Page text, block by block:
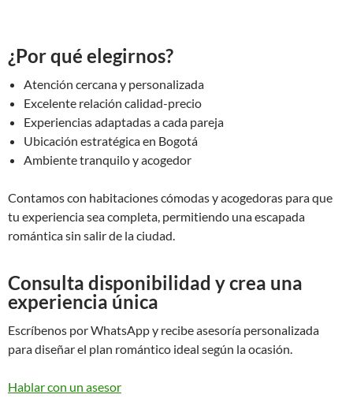
¿Por qué elegirnos?
Atención cercana y personalizada
Excelente relación calidad-precio
Experiencias adaptadas a cada pareja
Ubicación estratégica en Bogotá
Ambiente tranquilo y acogedor
Contamos con habitaciones cómodas y acogedoras para que
tu experiencia sea completa, permitiendo una escapada
romántica sin salir de la ciudad.
Consulta disponibilidad y crea una
experiencia única
Escríbenos por WhatsApp y recibe asesoría personalizada
para diseñar el plan romántico ideal según la ocasión.
Hablar con un asesor